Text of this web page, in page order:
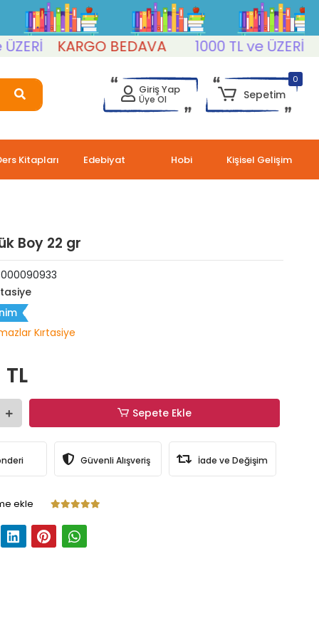
KARGO BEDAVA 1000 TL ve ÜZERİ
Giriş Yap
Üye Ol
0
Sepetim
Kitapları Edebiyat Hobi Kişisel Gelişim
Boy 22 gr
Kırtasiye
Sepete Ekle
Güvenli Alışveriş İade ve Değişim
ekle